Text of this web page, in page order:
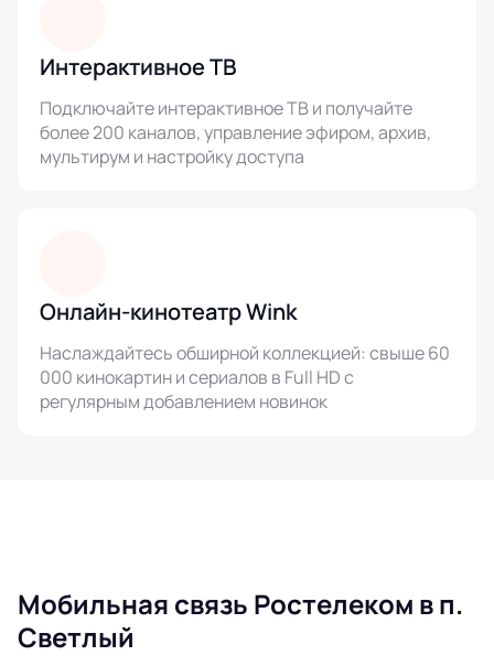
Интерактивное ТВ
Подключайте интерактивное ТВ и получайте
более 200 каналов, управление эфиром, архив,
мультирум и настройку доступа
Онлайн-кинотеатр Wink
Наслаждайтесь обширной коллекцией: свыше 60
000 кинокартин и сериалов в Full HD с
регулярным добавлением новинок
Мобильная связь Ростелеком в п.
Светлый